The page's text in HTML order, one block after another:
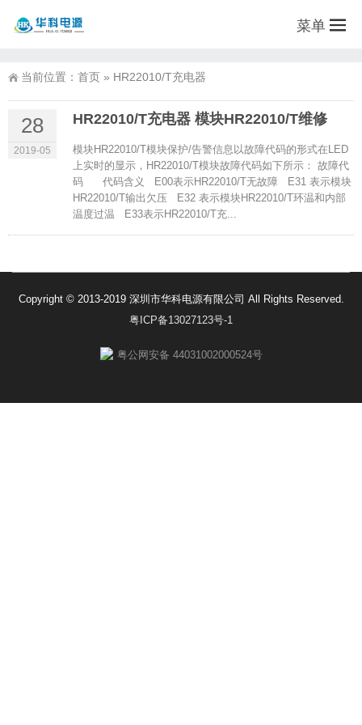
菜单
当前位置： 首页 » HR22010/T充电器
28
2019-05
HR22010/T充电器 模块HR22010/T维修
模块HR22010/T模块保护/告警信息以故障代码的形式在LED
上实时的显示，HR22010/T模块故障代码如下所示： 故障代
码 代码含义 E00表示HR22010/T无故障 E31 表示模块
HR22010/T输出欠压 E32 表示模块HR22010/T环温和内部
温度过温 E33表示HR22010/T充...
Copyright © 2013-2019 深圳市华科电源有限公司 All Rights Reserved.
粤ICP备13027123号-1
粤公网安备 44031002000524号